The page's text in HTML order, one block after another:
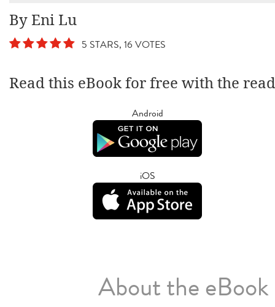
By Eni Lu
5 STARS, 16 VOTES
Read this eBook for free with the
Android
iOS
About the eBook